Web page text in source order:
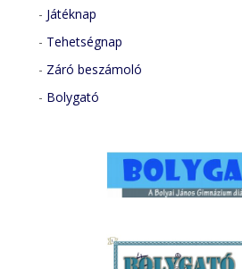
- Játéknap
- Tehetségnap
- Záró beszámoló
- Bolygató